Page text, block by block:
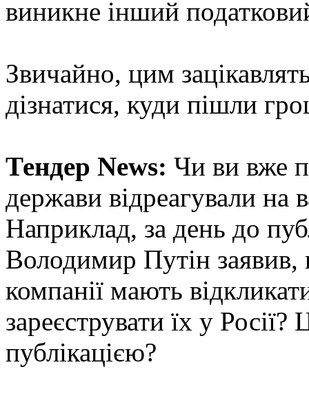
виникне інший
Звичайно, цим
дізнатися, куди пішли
Тендер News: Чи ви вже
держави відреагували на
Наприклад, за день до
Володимир Путін заявив,
компанії мають
зареєструвати їх у
публікацією?